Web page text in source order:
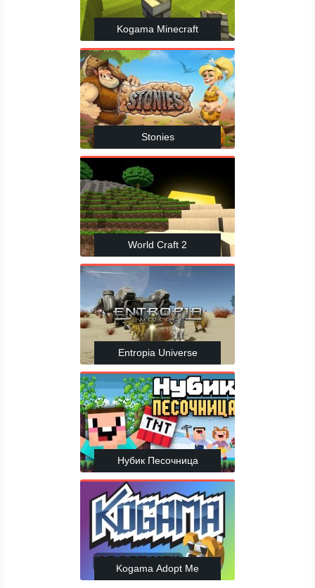
Kogama Minecraft
Stonies
World Craft 2
Entropia Universe
Нубик Песочница
Kogama Adopt Me